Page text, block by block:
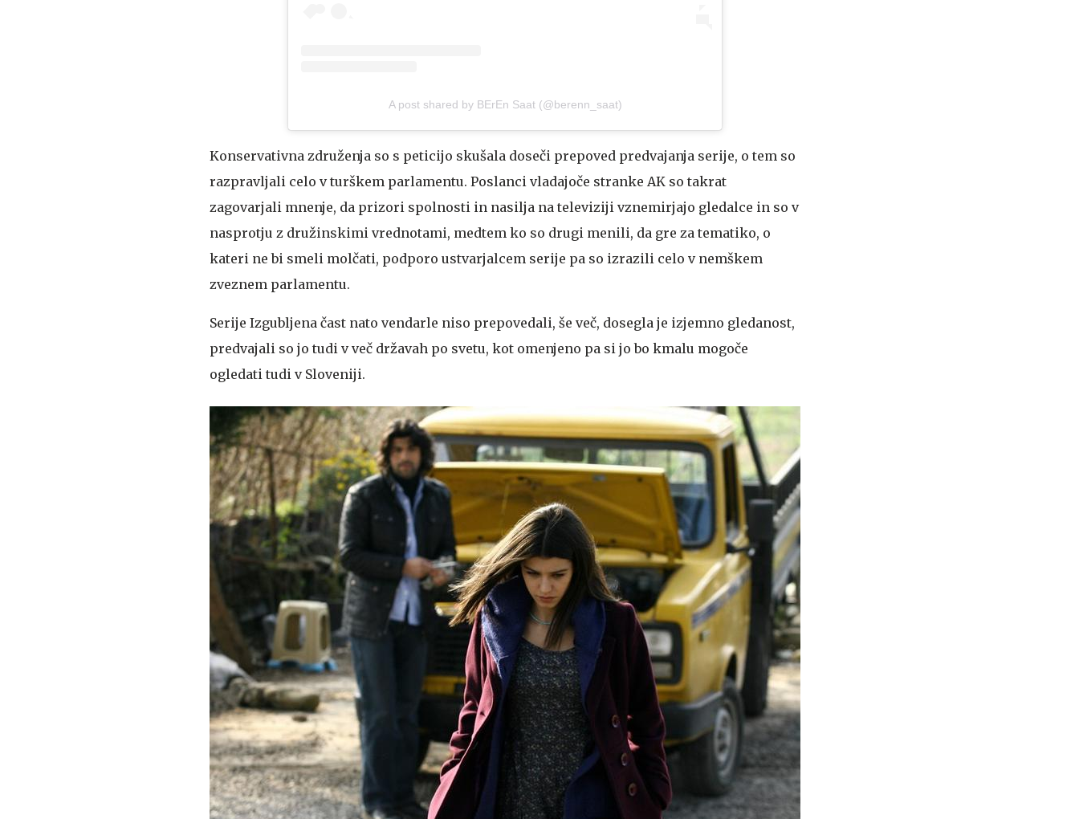
A post shared by BErEn Saat (@berenn_saat)
Konservativna združenja so s peticijo skušala doseči prepoved predvajanja serije, o tem so
razpravljali celo v turškem parlamentu. Poslanci vladajoče stranke AK so takrat
zagovarjali mnenje, da prizori spolnosti in nasilja na televiziji vznemirjajo gledalce in so v
nasprotju z družinskimi vrednotami, medtem ko so drugi menili, da gre za tematiko, o
kateri ne bi smeli molčati, podporo ustvarjalcem serije pa so izrazili celo v nemškem
zveznem parlamentu.
Serije Izgubljena čast nato vendarle niso prepovedali, še več, dosegla je izjemno gledanost,
predvajali so jo tudi v več državah po svetu, kot omenjeno pa si jo bo kmalu mogoče
ogledati tudi v Sloveniji.